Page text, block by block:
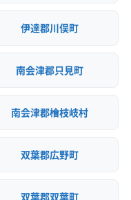
伊達郡川俣町
南会津郡只見町
南会津郡檜枝岐村
双葉郡広野町
双葉郡双葉町